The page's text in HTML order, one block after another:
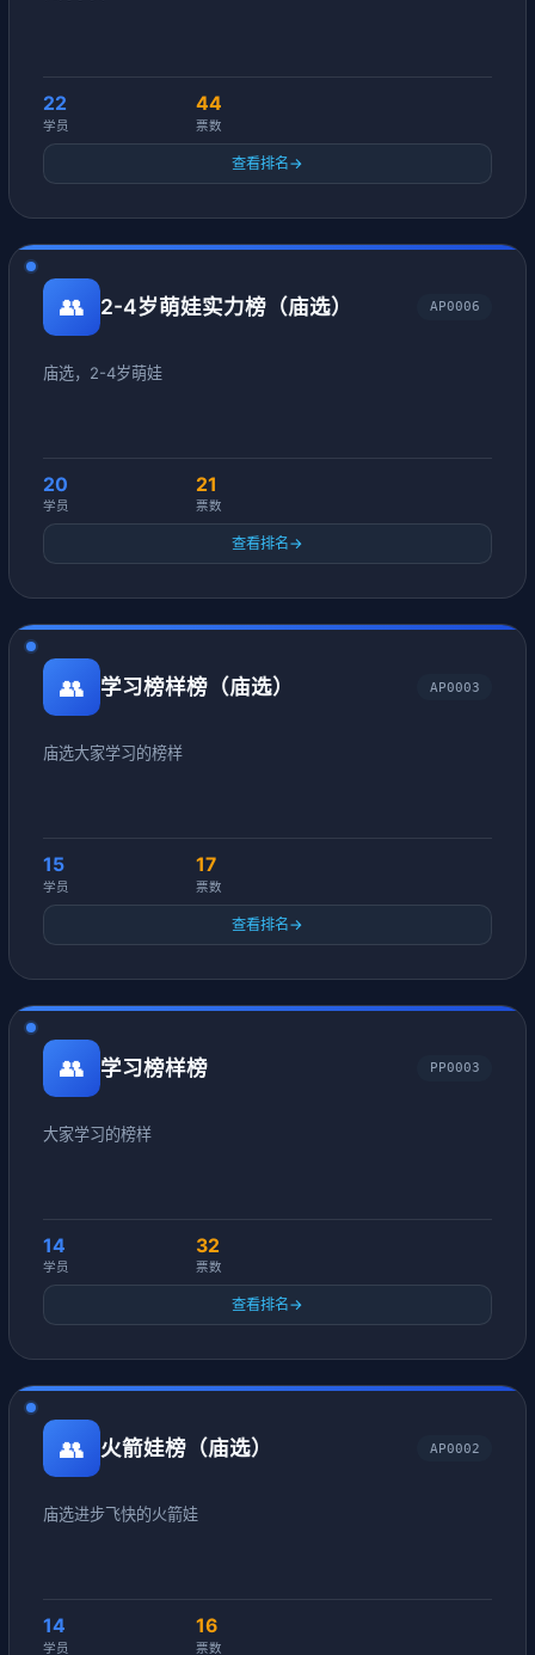
22
学员
44
票数
查看排名→
👥 2-4岁萌娃实力榜（庙选） AP0006
庙选，2-4岁萌娃
20
学员
21
票数
查看排名→
👥 学习榜样榜（庙选） AP0003
庙选大家学习的榜样
15
学员
17
票数
查看排名→
👥 学习榜样榜 PP0003
大家学习的榜样
14
学员
32
票数
查看排名→
👥 火箭娃榜（庙选） AP0002
庙选进步飞快的火箭娃
14
学员
16
票数